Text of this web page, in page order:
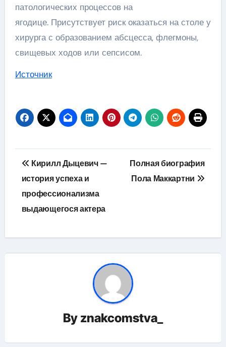
патологических процессов на
ягодице. Присутствует риск оказаться на столе у
хирурга с образованием абсцесса, флегмоны,
свищевых ходов или сепсисом.
Источник
Навигация
по
записям
Кирилл Дыцевич —
история успеха и
профессионализма
выдающегося актера
Полная биография
Пола Маккартни
By znakcomstva_